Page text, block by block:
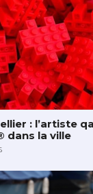
: l’artiste
dans la ville